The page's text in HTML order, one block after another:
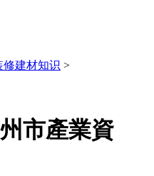
修建材知识 >
市產業資